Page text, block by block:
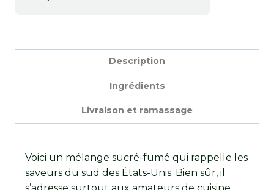
Description
Ingrédients
Livraison et ramassage
Voici un mélange sucré-fumé qui rappelle les
saveurs du sud des États-Unis. Bien sûr, il